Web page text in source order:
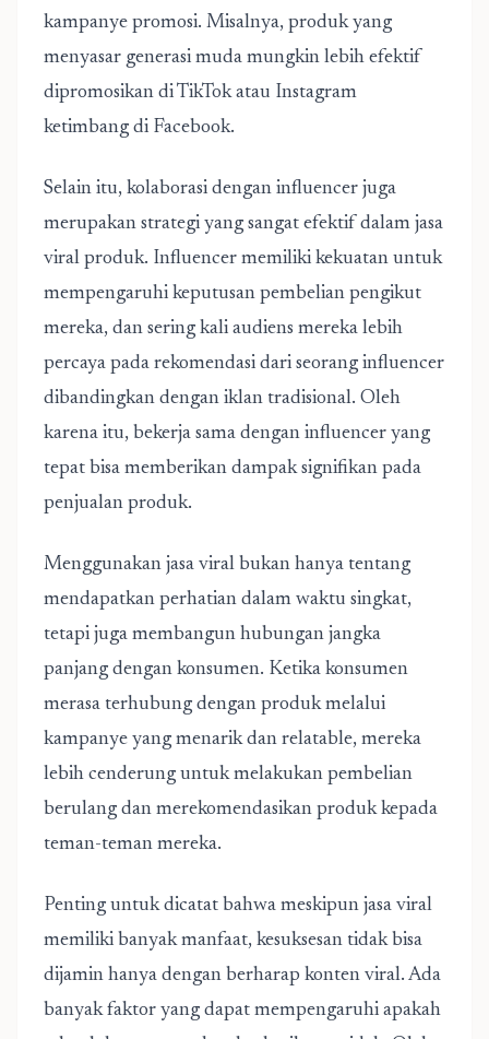
kampanye promosi. Misalnya, produk yang
menyasar generasi muda mungkin lebih efektif
dipromosikan di TikTok atau Instagram
ketimbang di Facebook.
Selain itu, kolaborasi dengan influencer juga
merupakan strategi yang sangat efektif dalam jasa
viral produk. Influencer memiliki kekuatan untuk
mempengaruhi keputusan pembelian pengikut
mereka, dan sering kali audiens mereka lebih
percaya pada rekomendasi dari seorang influencer
dibandingkan dengan iklan tradisional. Oleh
karena itu, bekerja sama dengan influencer yang
tepat bisa memberikan dampak signifikan pada
penjualan produk.
Menggunakan jasa viral bukan hanya tentang
mendapatkan perhatian dalam waktu singkat,
tetapi juga membangun hubungan jangka
panjang dengan konsumen. Ketika konsumen
merasa terhubung dengan produk melalui
kampanye yang menarik dan relatable, mereka
lebih cenderung untuk melakukan pembelian
berulang dan merekomendasikan produk kepada
teman-teman mereka.
Penting untuk dicatat bahwa meskipun jasa viral
memiliki banyak manfaat, kesuksesan tidak bisa
dijamin hanya dengan berharap konten viral. Ada
banyak faktor yang dapat mempengaruhi apakah